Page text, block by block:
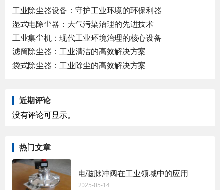
工业除尘器设备：守护工业环境的环保利器
湿式电除尘器：大气污染治理的先进技术
工业集尘机：现代工业环境治理的核心设备
滤筒除尘器：工业清洁的高效解决方案
袋式除尘器：工业除尘的高效解决方案
近期评论
没有评论可显示。
热门文章
电磁脉冲阀在工业领域中的应用
2025-05-14